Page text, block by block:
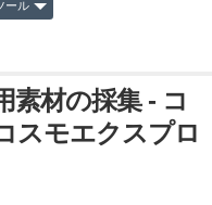
ール
素材の採集 - コ
スモエクスプロ